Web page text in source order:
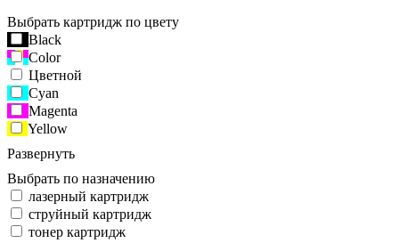
Выбрать картридж по цвету
Black
Color
Цветной
Cyan
Magenta
Yellow
Развернуть
Выбрать по назначению
лазерный картридж
струйный картридж
тонер картридж